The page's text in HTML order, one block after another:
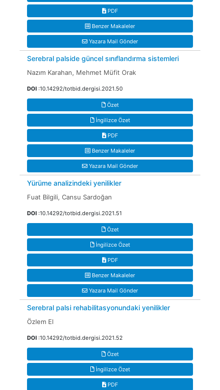
PDF
Benzer Makaleler
Yazara Mail Gönder
Serebral palside güncel sınıflandırma sistemleri
Nazım Karahan, Mehmet Müfit Orak
DOI :10.14292/totbid.dergisi.2021.50
Özet
İngilizce Özet
PDF
Benzer Makaleler
Yazara Mail Gönder
Yürüme analizindeki yenilikler
Fuat Bilgili, Cansu Sardoğan
DOI :10.14292/totbid.dergisi.2021.51
Özet
İngilizce Özet
PDF
Benzer Makaleler
Yazara Mail Gönder
Serebral palsi rehabilitasyonundaki yenilikler
Özlem El
DOI :10.14292/totbid.dergisi.2021.52
Özet
İngilizce Özet
PDF